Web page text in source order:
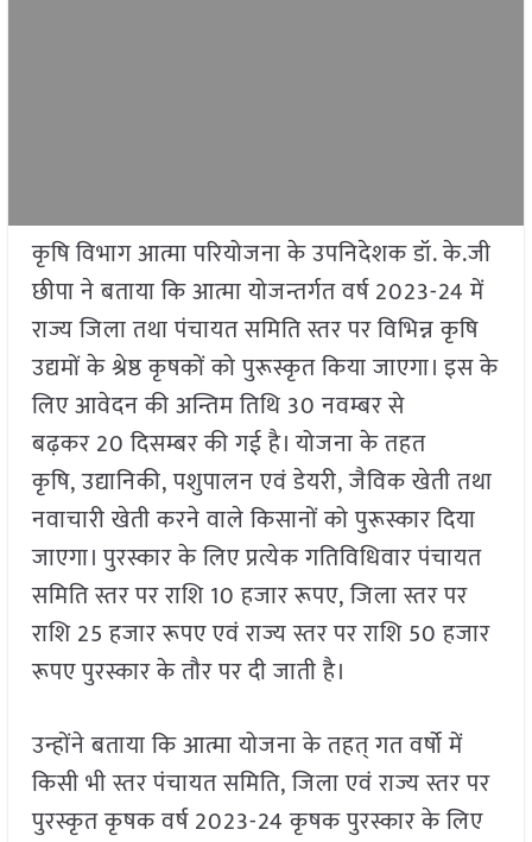
कृषि विभाग आत्मा परियोजना के उपनिदेशक डॉ. के.जी
छीपा ने बताया कि आत्मा योजन्तर्गत वर्ष 2023-24 में
राज्य जिला तथा पंचायत समिति स्तर पर विभिन्न कृषि
उद्यमों के श्रेष्ठ कृषकों को पुरूस्कृत किया जाएगा। इस के
लिए आवेदन की अन्तिम तिथि 30 नवम्बर से
बढ़कर 20 दिसम्बर की गई है। योजना के तहत
कृषि, उद्यानिकी, पशुपालन एवं डेयरी, जैविक खेती तथा
नवाचारी खेती करने वाले किसानों को पुरूस्कार दिया
जाएगा। पुरस्कार के लिए प्रत्येक गतिविधिवार पंचायत
समिति स्तर पर राशि 10 हजार रूपए, जिला स्तर पर
राशि 25 हजार रूपए एवं राज्य स्तर पर राशि 50 हजार
रूपए पुरस्कार के तौर पर दी जाती है।
उन्होंने बताया कि आत्मा योजना के तहत् गत वर्षो में
किसी भी स्तर पंचायत समिति, जिला एवं राज्य स्तर पर
पुरस्कृत कृषक वर्ष 2023-24 कृषक पुरस्कार के लिए